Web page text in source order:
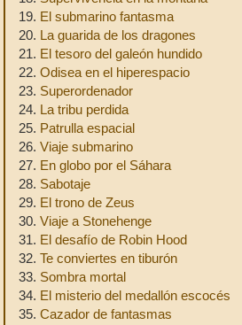
19. El submarino fantasma
20. La guarida de los dragones
21. El tesoro del galeón hundido
22. Odisea en el hiperespacio
23. Superordenador
24. La tribu perdida
25. Patrulla espacial
26. Viaje submarino
27. En globo por el Sáhara
28. Sabotaje
29. El trono de Zeus
30. Viaje a Stonehenge
31. El desafío de Robin Hood
32. Te conviertes en tiburón
33. Sombra mortal
34. El misterio del medallón escocés
35. Cazador de fantasmas